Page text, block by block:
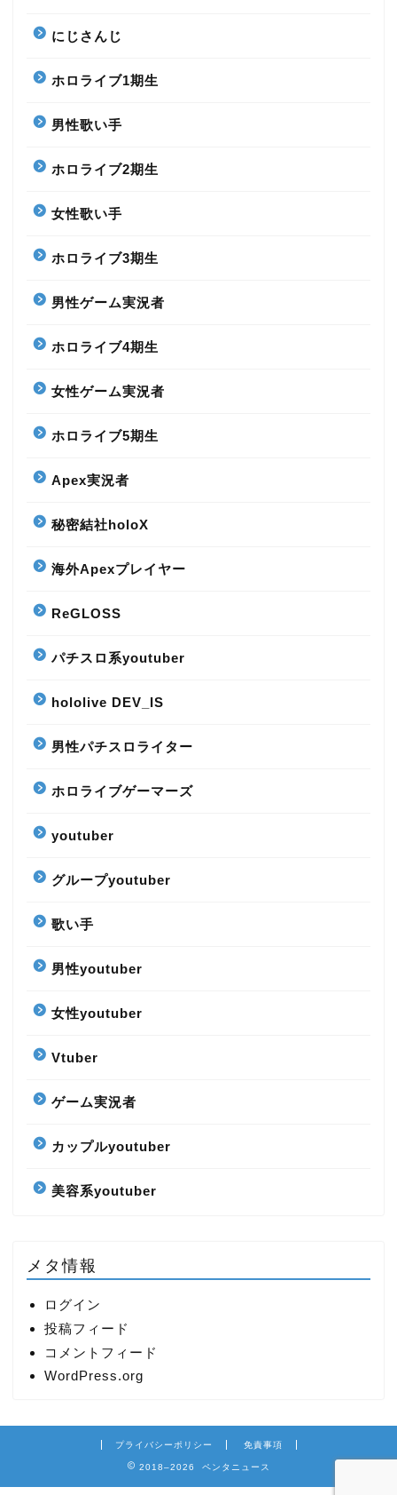
にじさんじ
ホロライブ1期生
男性歌い手
ホロライブ2期生
女性歌い手
ホロライブ3期生
男性ゲーム実況者
ホロライブ4期生
女性ゲーム実況者
ホロライブ5期生
Apex実況者
秘密結社holoX
海外Apexプレイヤー
ReGLOSS
パチスロ系youtuber
hololive DEV_IS
男性パチスロライター
ホロライブゲーマーズ
youtuber
グループyoutuber
歌い手
男性youtuber
女性youtuber
Vtuber
ゲーム実況者
カップルyoutuber
美容系youtuber
メタ情報
ログイン
投稿フィード
コメントフィード
WordPress.org
プライバシーポリシー 免責事項
2018–2026 ペンタニュース